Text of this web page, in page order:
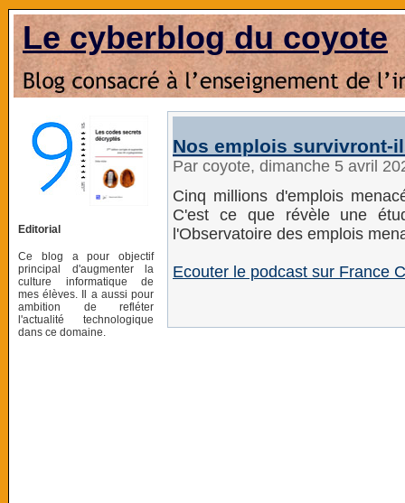
Le cyberblog du coyote
Editorial
Ce blog a pour objectif
principal d'augmenter la
culture informatique de
mes élèves. Il a aussi pour
ambition de refléter
l'actualité technologique
dans ce domaine.
Nos emplois survivront-
Par coyote, dimanche 5 avril
Cinq millions d'emplois
C'est ce que révèle une
l'Observatoire des emplois
Ecouter le podcast sur France